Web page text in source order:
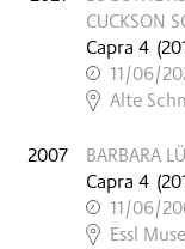
CUCKSON
Capra 4 (
11/06/
,
Alte
2007
BARBARA
Capra 4 (
11/06/
,
Essl